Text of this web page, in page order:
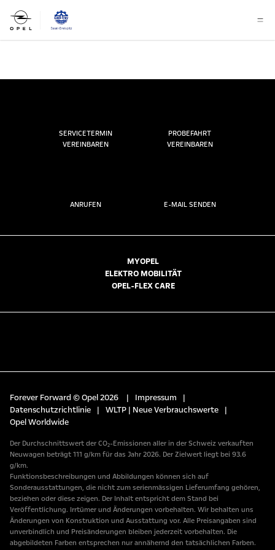
SERVICETERMIN
VEREINBAREN
PROBEFAHRT
VEREINBAREN
ANRUFEN E-MAIL SENDEN
MYOPEL
ELEKTRO MOBILITÄT
OPEL-FLEX CARE
Forever Forward © Opel 2026 | Impressum
|
Datenschutzrichtlinie
| WLTP | Neue Verbrauchswerte
|
Opel Worldwide
Der Durchschnittswert der CO₂-Emissionen aller in der Schweiz verkauften
Neuwagen beträgt 111 g/km für das Jahr 2026. Der Zielwert liegt bei 93.6
g/km.
Funktionsbeschreibungen und Abbildungen können sich auf
Sonderausstattungen, die nicht zum serienmässigen Lieferumfang gehören,
beziehen oder diese zeigen. Der Inhalt entspricht dem Stand bei
Veröffentlichung. Irrtümer und Änderungen vorbehalten. Wir behalten uns
Änderungen von Konstruktion und Ausstattung vor. Alle Preisangaben sind
unverbindlich und Preisänderungen bleiben jederzeit vorbehalten. Die
abgebildeten Farben entsprechen nur annähernd den tatsächlichen Farben.